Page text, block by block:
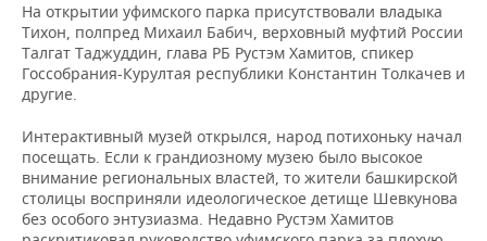
На открытии уфимского парка присутствовали владыка
Тихон, полпред Михаил Бабич, верховный муфтий России
Талгат Таджуддин, глава РБ Рустэм Хамитов, спикер
Госсобрания-Курултая республики Константин Толкачев и
другие.
Интерактивный музей открылся, народ потихоньку начал
посещать. Если к грандиозному музею было высокое
внимание региональных властей, то жители башкирской
столицы восприняли идеологическое детище Шевкунова
без особого энтузиазма. Недавно Рустэм Хамитов